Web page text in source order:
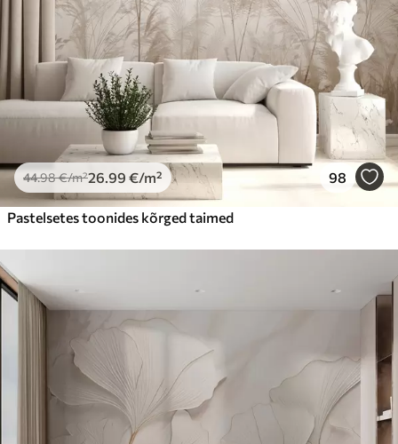
44.98€/m²26 .99 €/m² 98
Pastelsetes toonides kõrged taimed